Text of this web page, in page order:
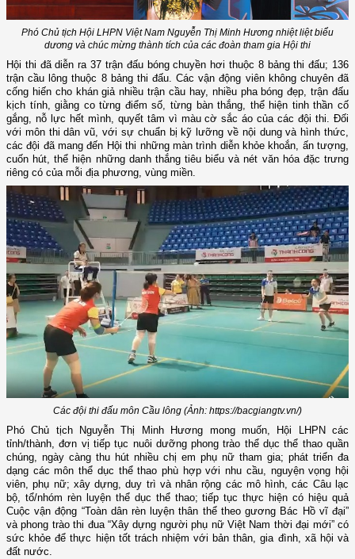
Phó Chủ tịch Hội LHPN Việt Nam Nguyễn Thị Minh Hương nhiệt liệt biểu
dương và chúc mừng thành tích của các đoàn tham gia Hội thi
Hội thi đã diễn ra 37 trận đấu bóng chuyền hơi thuộc 8 bảng thi đấu; 136
trận cầu lông thuộc 8 bảng thi đấu. Các vận động viên không chuyên đã
cống hiến cho khán giả nhiều trận cầu hay, nhiều pha bóng đẹp, trận đấu
kịch tính, giằng co từng điểm số, từng bàn thắng, thể hiện tinh thần cố
gắng, nỗ lực hết mình, quyết tâm vì màu cờ sắc áo của các đội thi. Đối
với môn thi dân vũ, với sự chuẩn bị kỹ lưỡng về nội dung và hình thức,
các đội đã mang đến Hội thi những màn trình diễn khỏe khoắn, ấn tượng,
cuốn hút, thể hiện những danh thắng tiêu biểu và nét văn hóa đặc trưng
riêng có của mỗi địa phương, vùng miền.
Các đội thi đấu môn Cầu lông (Ảnh: https://bacgiangtv.vn/)
Phó Chủ tịch Nguyễn Thị Minh Hương mong muốn, Hội LHPN các
tỉnh/thành, đơn vị tiếp tục nuôi dưỡng phong trào thể dục thể thao quần
chúng, ngày càng thu hút nhiều chị em phụ nữ tham gia; phát triển đa
dạng các môn thể dục thể thao phù hợp với nhu cầu, nguyện vọng hội
viên, phụ nữ; xây dựng, duy trì và nhân rộng các mô hình, các Câu lạc
bộ, tổ/nhóm rèn luyện thể dục thể thao; tiếp tục thực hiện có hiệu quả
Cuộc vận động “Toàn dân rèn luyện thân thể theo gương Bác Hồ vĩ đại”
và phong trào thi đua “Xây dựng người phụ nữ Việt Nam thời đại mới” có
sức khỏe để thực hiện tốt trách nhiệm với bản thân, gia đình, xã hội và
đất nước.